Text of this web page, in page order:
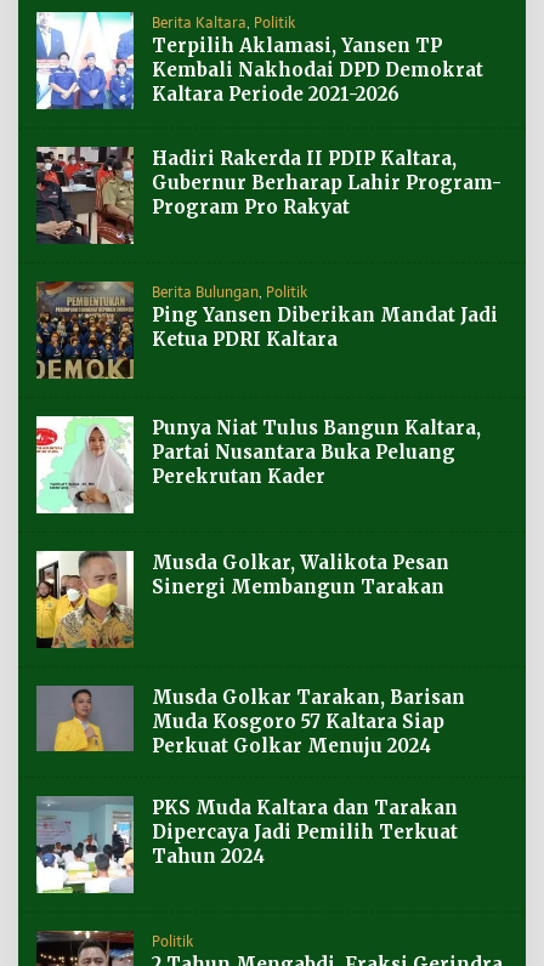
Berita Kaltara, Politik
Terpilih Aklamasi, Yansen TP
Kembali Nakhodai DPD Demokrat
Kaltara Periode 2021-2026
Hadiri Rakerda II PDIP Kaltara,
Gubernur Berharap Lahir Program-
Program Pro Rakyat
Berita Bulungan, Politik
Ping Yansen Diberikan Mandat Jadi
Ketua PDRI Kaltara
Punya Niat Tulus Bangun Kaltara,
Partai Nusantara Buka Peluang
Perekrutan Kader
Musda Golkar, Walikota Pesan
Sinergi Membangun Tarakan
Musda Golkar Tarakan, Barisan
Muda Kosgoro 57 Kaltara Siap
Perkuat Golkar Menuju 2024
PKS Muda Kaltara dan Tarakan
Dipercaya Jadi Pemilih Terkuat
Tahun 2024
Politik